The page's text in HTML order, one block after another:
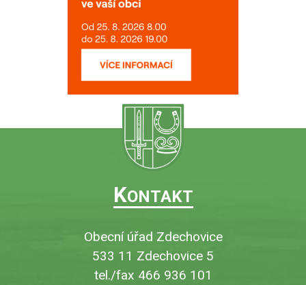
KONTAKT
Obecní úřad Zdechovice
533 11 Zdechovice 5
tel./fax 466 936 101